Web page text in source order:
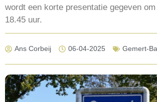
wordt een korte presentatie gegeven
18.45 uur.
Ans Corbeij 06-04-2025 Gemert-